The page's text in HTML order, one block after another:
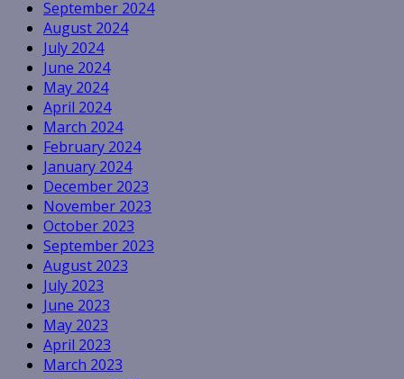
September 2024
August 2024
July 2024
June 2024
May 2024
April 2024
March 2024
February 2024
January 2024
December 2023
November 2023
October 2023
September 2023
August 2023
July 2023
June 2023
May 2023
April 2023
March 2023